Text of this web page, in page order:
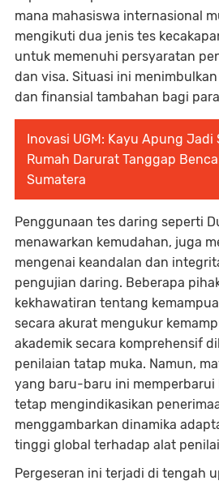
mana mahasiswa internasional
mengikuti dua jenis tes
untuk memenuhi persyaratan
dan visa. Situasi ini
dan finansial tambahan bagi
Inovasi UGM: Kayu Apung Jadi
Rumah Darurat Tanggap
Sumatera
Penggunaan tes daring seperti
menawarkan kemudahan, juga
mengenai keandalan dan
pengujian daring. Beberapa
kekhawatiran tentang
secara akurat mengukur
akademik secara komprehensif
penilaian tatap muka. Namun,
yang baru-baru ini memperbarui
tetap mengindikasikan
menggambarkan dinamika
tinggi global terhadap alat
Pergeseran ini terjadi di tengah